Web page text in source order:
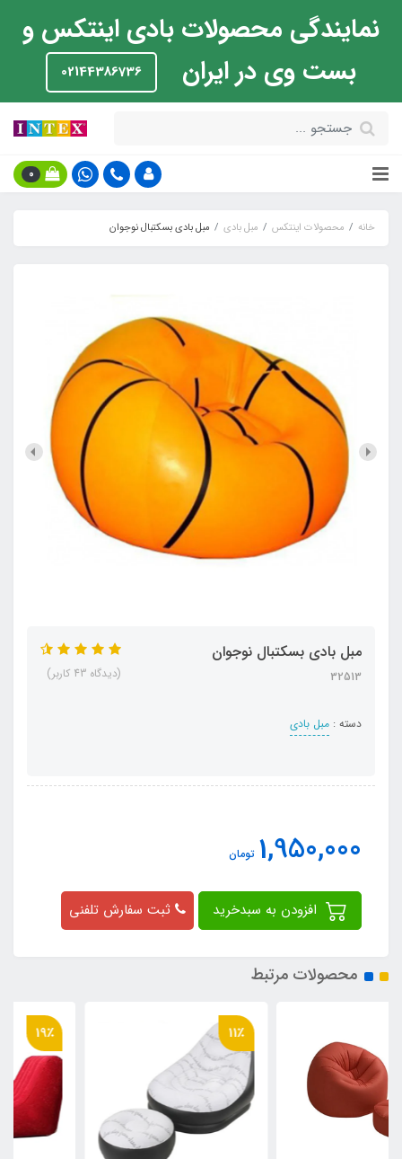
نمایندگی محصولات بادی اینتکس و
بست وی در ایران
02144386736
0
خانه محصولات اینتکس مبل بادی مبل بادی بسکتبال نوجوان
مبل بادی بسکتبال نوجوان
32513
دسته : مبل بادی
(دیدگاه 43 کاربر)
1,950,000 تومان
ثبت سفارش تلفنی
محصولات مرتبط